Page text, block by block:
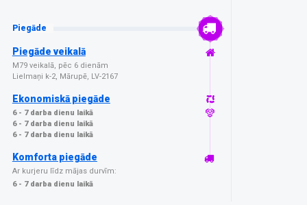
Piegāde
Piegāde veikalā
M79 veikalā, pēc 6 dienām
Lielmaņi k-2, Mārupē, LV-2167
Ekonomiskā piegāde
6 - 7 darba dienu laikā
6 - 7 darba dienu laikā
6 - 7 darba dienu laikā
Komforta piegāde
Ar kurjeru līdz mājas durvīm:
6 - 7 darba dienu laikā